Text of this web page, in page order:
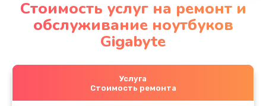
Стоимость услуг на ремонт и
обслуживание ноутбуков
Gigabyte
Услуга
Стоимость ремонта